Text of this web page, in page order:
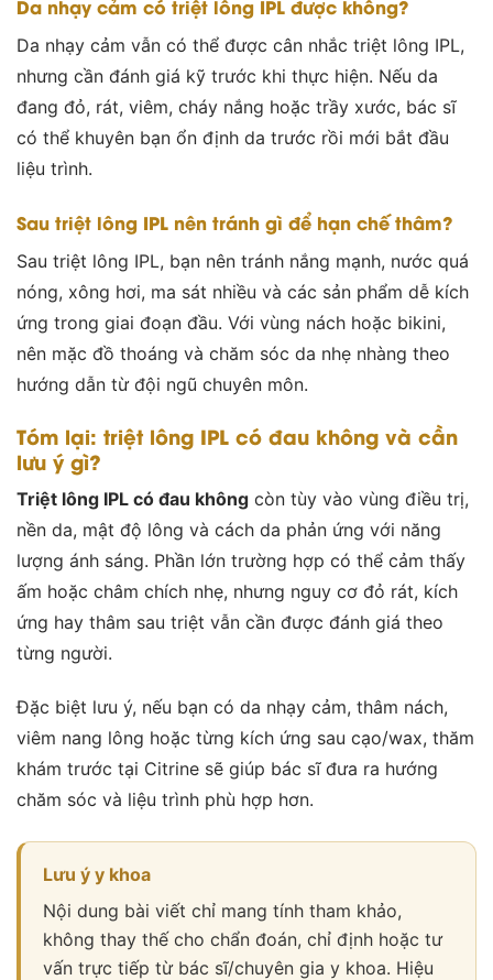
Da nhạy cảm có triệt lông IPL được không?
Da nhạy cảm vẫn có thể được cân nhắc triệt lông IPL,
nhưng cần đánh giá kỹ trước khi thực hiện. Nếu da
đang đỏ, rát, viêm, cháy nắng hoặc trầy xước, bác sĩ
có thể khuyên bạn ổn định da trước rồi mới bắt đầu
liệu trình.
Sau triệt lông IPL nên tránh gì để hạn chế thâm?
Sau triệt lông IPL, bạn nên tránh nắng mạnh, nước quá
nóng, xông hơi, ma sát nhiều và các sản phẩm dễ kích
ứng trong giai đoạn đầu. Với vùng nách hoặc bikini,
nên mặc đồ thoáng và chăm sóc da nhẹ nhàng theo
hướng dẫn từ đội ngũ chuyên môn.
Tóm lại: triệt lông IPL có đau không và cần
lưu ý gì?
Triệt lông IPL có đau không còn tùy vào vùng điều trị,
nền da, mật độ lông và cách da phản ứng với năng
lượng ánh sáng. Phần lớn trường hợp có thể cảm thấy
ấm hoặc châm chích nhẹ, nhưng nguy cơ đỏ rát, kích
ứng hay thâm sau triệt vẫn cần được đánh giá theo
từng người.
Đặc biệt lưu ý, nếu bạn có da nhạy cảm, thâm nách,
viêm nang lông hoặc từng kích ứng sau cạo/wax, thăm
khám trước tại Citrine sẽ giúp bác sĩ đưa ra hướng
chăm sóc và liệu trình phù hợp hơn.
Lưu ý y khoa
Nội dung bài viết chỉ mang tính tham khảo,
không thay thế cho chẩn đoán, chỉ định hoặc tư
vấn trực tiếp từ bác sĩ/chuyên gia y khoa. Hiệu